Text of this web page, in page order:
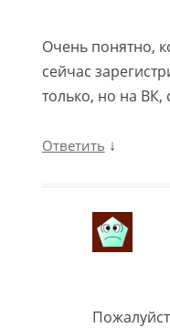
Очень понятно,
сейчас
только, но на ВК,
Ответить ↓